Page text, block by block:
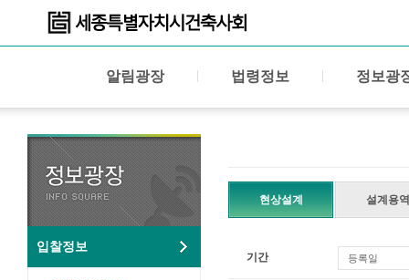
알림광장 법령정보 정보광
입찰정보
현상설계 설계용역
기간 등록일